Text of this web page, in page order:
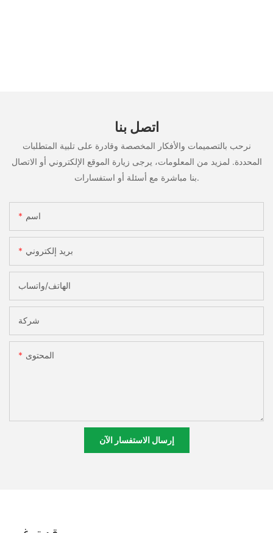
اتصل بنا
نرحب بالتصميمات والأفكار المخصصة وقادرة على تلبية المتطلبات
المحددة. لمزيد من المعلومات، يرجى زيارة الموقع الإلكتروني أو الاتصال
بنا مباشرة مع أسئلة أو استفسارات.
اسم
بريد إلكتروني
الهاتف/واتساب
شركة
المحتوى
إرسال الاستفسار الآن